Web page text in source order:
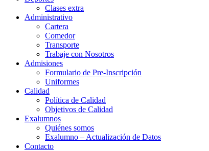
Clases extra
Administrativo
Cartera
Comedor
Transporte
Trabaje con Nosotros
Admisiones
Formulario de Pre-Inscripción
Uniformes
Calidad
Política de Calidad
Objetivos de Calidad
Exalumnos
Quiénes somos
Exalumno – Actualización de Datos
Contacto